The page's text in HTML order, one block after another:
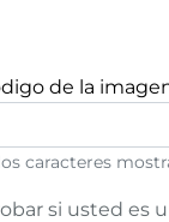
de la
caracteres
si usted es